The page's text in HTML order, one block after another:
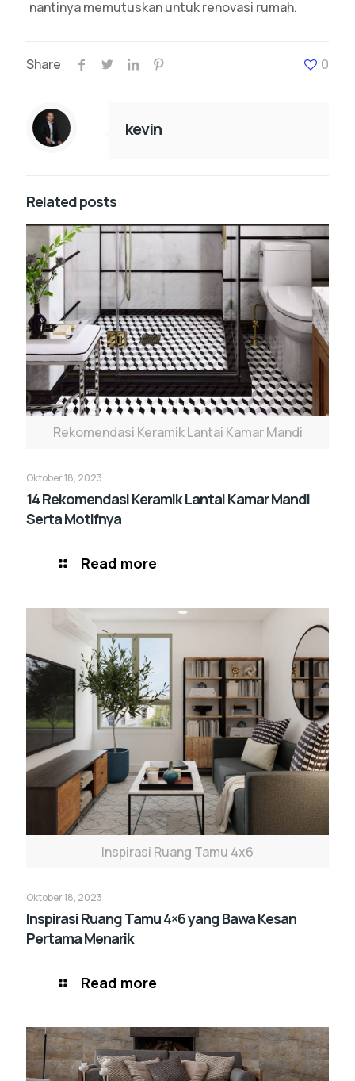
nantinya memutuskan untuk renovasi rumah.
Share 0
kevin
Related posts
Rekomendasi Keramik Lantai Kamar Mandi
Oktober 18, 2023
14 Rekomendasi Keramik Lantai Kamar Mandi
Serta Motifnya
Read more
Inspirasi Ruang Tamu 4x6
Oktober 18, 2023
Inspirasi Ruang Tamu 4×6 yang Bawa Kesan
Pertama Menarik
Read more